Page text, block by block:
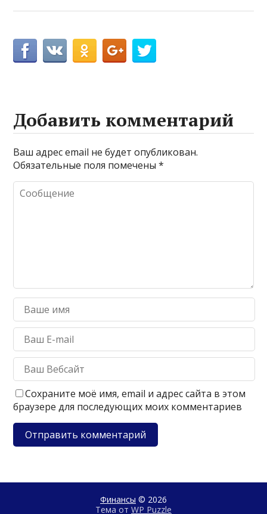
Добавить комментарий
Ваш адрес email не будет опубликован.
Обязательные поля помечены*
Сохраните моё имя, email и адрес сайта в этом
браузере для последующих моих комментариев
Финансы © 2026
Тема от WP Puzzle